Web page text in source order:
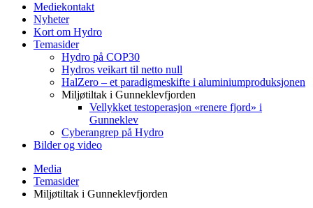
Mediekontakt
Nyheter
Kort om Hydro
Temasider
Hydro på COP30
Hydros veikart til netto null
HalZero – et paradigmeskifte i aluminiumproduksjonen
Miljøtiltak i Gunneklevfjorden
Vellykket testoperasjon «renere fjord» i
Gunneklev
Cyberangrep på Hydro
Bilder og video
Media
Temasider
Miljøtiltak i Gunneklevfjorden